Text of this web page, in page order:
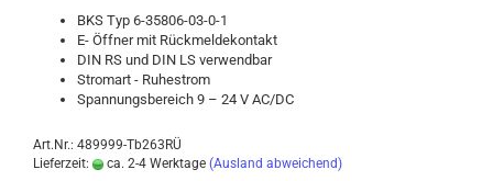
BKS Typ 6-​35806-03-0-1
E- Öff­ner mit Rück­mel­de­kon­takt
DIN RS und DIN LS ver­wend­bar
Strom­art - Ru­he­strom
Span­nungs­be­reich 9 – 24 V AC/DC
Art.Nr.: 489999-Tb263RÜ
Lieferzeit:
ca. 2-4 Werktage (Ausland abweichend)